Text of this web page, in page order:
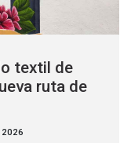
textil de
ruta de